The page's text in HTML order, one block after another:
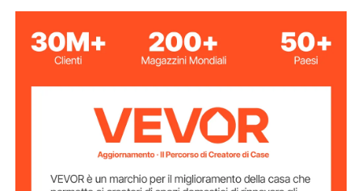
Quantità del kit 12 pezzi
parete del
0,08 pollici / 2 mm
1,93 x 1,67 x 3,62 pollici / 49
x 42,5 x 92 mm